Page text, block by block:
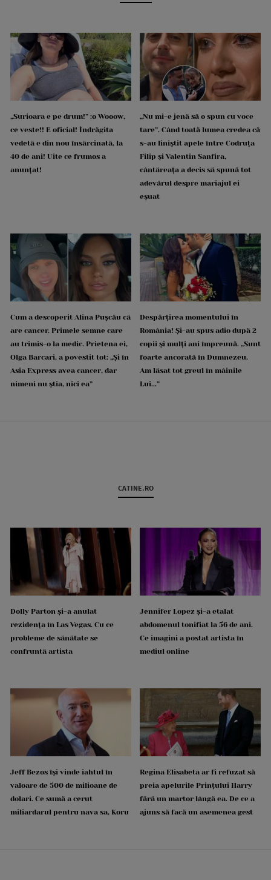
„Surioara e pe drum!” :o Wooow,
ce veste!! E oficial! Îndrăgita
vedetă e din nou însărcinată, la
40 de ani! Uite ce frumos a
anunțat!
„Nu mi-e jenă să o spun cu voce
tare”. Când toată lumea credea că
s-au liniștit apele între Codruța
Filip și Valentin Sanfira,
cântăreața a decis să spună tot
adevărul despre mariajul ei
eșuat
Cum a descoperit Alina Pușcău că
are cancer. Primele semne care
au trimis-o la medic. Prietena ei,
Olga Barcari, a povestit tot: „Și în
Asia Express avea cancer, dar
nimeni nu știa, nici ea”
Despărțirea momentului în
România! Și-au spus adio după 2
copii și mulți ani împreună. „Sunt
foarte ancorată în Dumnezeu.
Am lăsat tot greul în mâinile
Lui...”
CATINE.RO
Dolly Parton și-a anulat
rezidența în Las Vegas. Cu ce
probleme de sănătate se
confruntă artista
Jennifer Lopez și-a etalat
abdomenul tonifiat la 56 de ani.
Ce imagini a postat artista în
mediul online
Jeff Bezos își vinde iahtul în
valoare de 500 de milioane de
dolari. Ce sumă a cerut
miliardarul pentru nava sa, Koru
Regina Elisabeta ar fi refuzat să
preia apelurile Prințului Harry
fără un martor lângă ea. De ce a
ajuns să facă un asemenea gest